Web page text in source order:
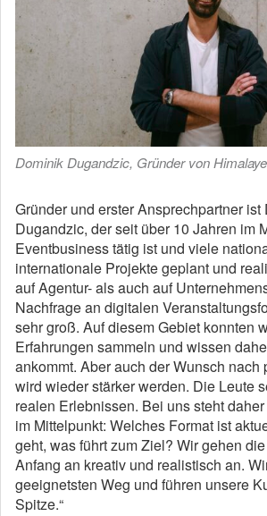
Dominik Dugandzic, Gründer von
Gründer und erster Ansprechpartner ist
Dugandzic, der seit über 10 Jahren im
Eventbusiness tätig ist und viele
internationale Projekte geplant und
auf Agentur- als auch auf
Nachfrage an digitalen
sehr groß. Auf diesem Gebiet konnten
Erfahrungen sammeln und wissen
ankommt. Aber auch der Wunsch nach
wird wieder stärker werden. Die Leute
realen Erlebnissen. Bei uns steht
im Mittelpunkt: Welches Format ist
geht, was führt zum Ziel? Wir gehen
Anfang an kreativ und realistisch an.
geeignetsten Weg und führen unsere
Spitze.“